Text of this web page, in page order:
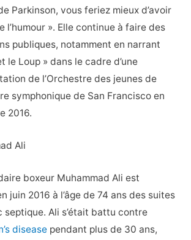
Parkinson, vous feriez mieux d’avoir
l’humour ». Elle continue à faire des
publiques, notamment en narrant
le Loup » dans le cadre d’une
de l’Orchestre des jeunes de
symphonique de San Francisco en
2016.
Ali
boxeur Muhammad Ali est
juin 2016 à l’âge de 74 ans des suites
septique. Ali s’était battu contre
disease pendant plus de 30 ans,